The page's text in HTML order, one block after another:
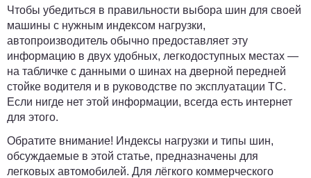
Чтобы убедиться в правильности выбора шин для своей
машины с нужным индексом нагрузки,
автопроизводитель обычно предоставляет эту
информацию в двух удобных, легкодоступных местах —
на табличке с данными о шинах на дверной передней
стойке водителя и в руководстве по эксплуатации ТС.
Если нигде нет этой информации, всегда есть интернет
для этого.
Обратите внимание! Индексы нагрузки и типы шин,
обсуждаемые в этой статье, предназначены для
легковых автомобилей. Для лёгкого коммерческого